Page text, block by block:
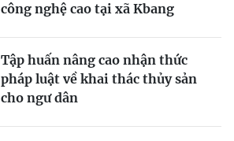
công nghệ cao tại xã Kbang
Tập huấn nâng cao nhận thức
pháp luật về khai thác thủy sản
cho ngư dân